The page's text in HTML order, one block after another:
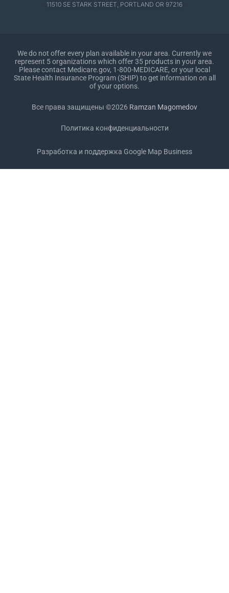
11510 SE STARK STREET, PORTLAND OR 97216
We do not offer every plan available in your area. Currently we
represent 5 organizations which offer 35 products in your area.
Please contact Medicare.gov, 1-800-MEDICARE, or your local
State Health Insurance Program (SHIP) to get information on all
of your options.
Все права защищены ©2026 Ramzan Magomedov
Политика конфиденциальности
Разработка и поддержка Google Map Business